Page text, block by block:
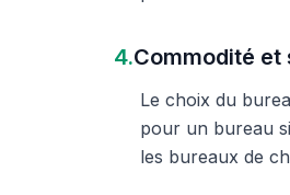
4.Commodité et
Le choix du
pour un bureau
les bureaux de